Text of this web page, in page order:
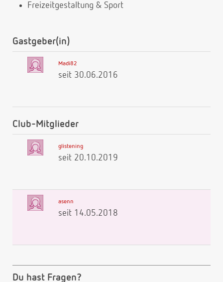
Freizeitgestaltung & Sport
Gastgeber(in)
Madi82
seit 30.06.2016
Club-Mitglieder
glistening
seit 20.10.2019
asenn
seit 14.05.2018
Du hast Fragen?